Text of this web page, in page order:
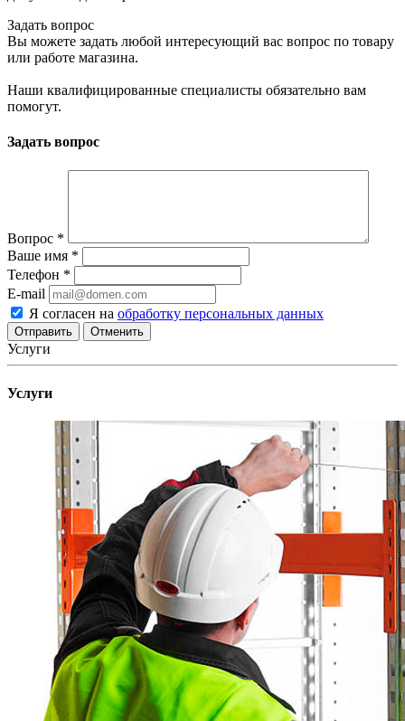
Задать вопрос
Вы можете задать любой интересующий вас вопрос по товару
или работе магазина.
Наши квалифицированные специалисты обязательно вам
помогут.
Задать вопрос
Вопрос *
Ваше имя *
Телефон *
E-mail
Я согласен на обработку персональных данных
Отменить
Услуги
Услуги